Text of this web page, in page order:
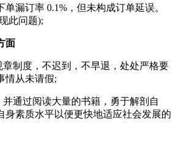
单漏订率 0.1%，但未构成订单延误。
此问题);
面
章制度，不迟到，不早退，处处严格要
情从未请假;
通过阅读大量的书籍，勇于解剖自
身素质水平以便更快地适应社会发展的